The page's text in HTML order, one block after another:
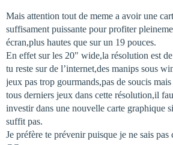
Mais attention tout de meme a avoir une
suffisament puissante pour profiter
écran,plus hautes que sur un 19 pouces.
En effet sur les 20" wide,la résolution est
tu reste sur de l’internet,des manips sous
jeux pas trop gourmands,pas de soucis
tous derniers jeux dans cette résolution,il
investir dans une nouvelle carte graphique
suffit pas.
Je préfère te prévenir puisque je ne sais pas